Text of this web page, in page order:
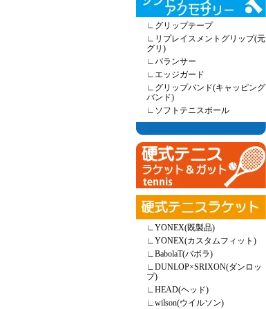
∟ グリップテープ
∟ リプレイスメントグリップ(元
グリ)
∟バランサー
∟エッジガード
∟ グリップバンド(キャッピング
バンド)
∟ ソフトテニスボール
∟YONEX(既製品)
∟YONEX(カスタムフィット)
∟BabolaT(バボラ)
∟DUNLOP×SRIXON(ダンロッ
プ)
∟HEAD(ヘッド)
∟wilson(ウイルソン)